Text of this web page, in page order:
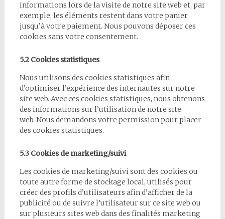
informations lors de la visite de notre site web et, par
exemple, les éléments restent dans votre panier
jusqu’à votre paiement. Nous pouvons déposer ces
cookies sans votre consentement.
5.2 Cookies statistiques
Nous utilisons des cookies statistiques afin
d’optimiser l’expérience des internautes sur notre
site web. Avec ces cookies statistiques, nous obtenons
des informations sur l’utilisation de notre site
web. Nous demandons votre permission pour placer
des cookies statistiques.
5.3 Cookies de marketing/suivi
Les cookies de marketing/suivi sont des cookies ou
toute autre forme de stockage local, utilisés pour
créer des profils d’utilisateurs afin d’afficher de la
publicité ou de suivre l’utilisateur sur ce site web ou
sur plusieurs sites web dans des finalités marketing